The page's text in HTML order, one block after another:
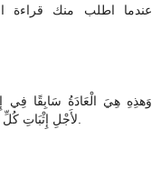
عندما اطلب منك قراءة